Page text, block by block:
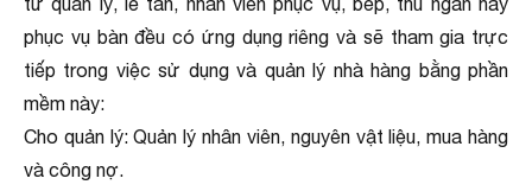
phục vụ bàn đều có ứng dụng riêng và sẽ tham gia trực
tiếp trong việc sử dụng và quản lý nhà hàng bằng phần
mềm này:
Cho quản lý: Quản lý nhân viên, nguyên vật liệu, mua hàng
và công nợ.